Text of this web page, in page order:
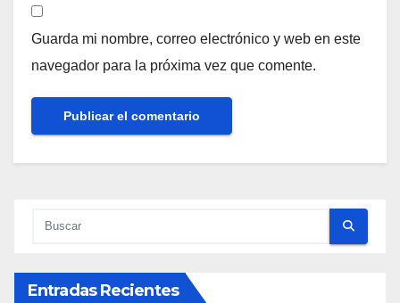
Guarda mi nombre, correo electrónico y web en este
navegador para la próxima vez que comente.
Entradas Recientes